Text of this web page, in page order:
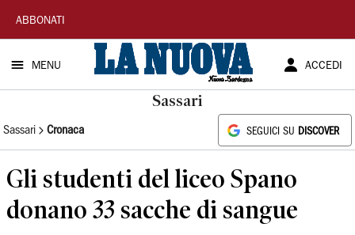
La
Nuova
Sardegna
ABBONATI
MENU ACCEDI
Sassari
Sassari Cronaca SEGUICI SU DISCOVER
Gli studenti del liceo Spano
donano 33 sacche di sangue